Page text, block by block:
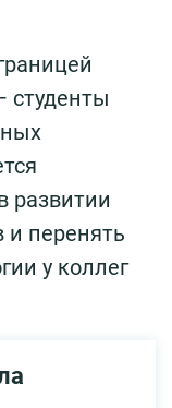
студенты
развитии
перенять
у коллег